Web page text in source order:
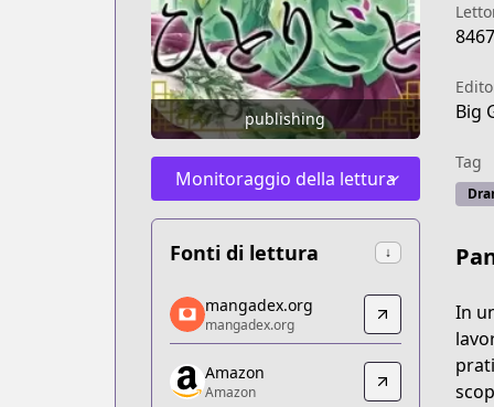
publishing
Monitoraggio della lettura
Fonti di lettura ↓
mangadex.org
mangadex.org
https://mangadex.org/title/e18fe8c6-
Amazon
mangadex.org
mangadex.org
Amazon
Amazon
Big
Tag
In